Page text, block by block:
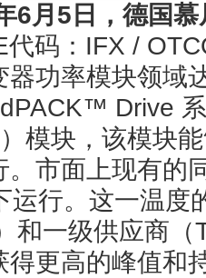
6月5日，德国
代码：IFX /
器功率模块领域
Drive
模块，该模块
。市面上现有的
运行。这一温度
和一级供应商
得更高的峰值和